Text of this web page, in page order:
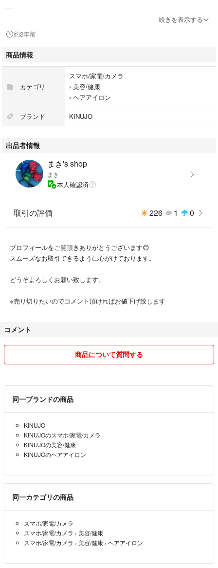
電源方式：AC電源
オートオフ：有
海外使用：有
2024年3月購入
開封の際、箱が少し破れてしまいましたが、商品自体は新品未使用です。
#KINUJO
#スマホ/家電/カメラ
#ヘアアイロン
続きを表示する
約2年前
商品情報
カテゴリ
スマホ/家電/カメラ
› 美容/健康
› ヘアアイロン
ブランド KINUJO
出品者情報
まき's shop
まき
本人確認済
取引の評価 226 1 0
プロフィールをご覧頂きありがとうございます😊
スムーズなお取引できるように心がけております。
どうぞよろしくお願い致します。
※売り切りたいのでコメント頂ければお値下げ致します
コメント
商品について質問する
同一ブランドの商品
KINUJO
KINUJOのスマホ/家電/カメラ
KINUJOの美容/健康
KINUJOのヘアアイロン
同一カテゴリの商品
スマホ/家電/カメラ
スマホ/家電/カメラ › 美容/健康
スマホ/家電/カメラ › 美容/健康 › ヘアアイロン